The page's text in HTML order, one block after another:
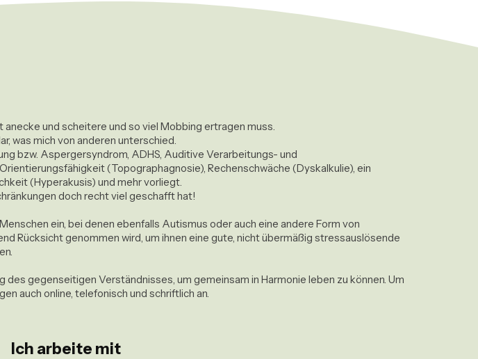
und scheitere und so viel Mobbing ertragen muss.
was mich von anderen unterschied.
bzw. Aspergersyndrom, ADHS, Auditive Verarbeitungs- und
(Topographagnosie), Rechenschwäche (Dyskalkulie), ein
(Hyperakusis) und mehr vorliegt.
doch recht viel geschafft hat!
ein, bei denen ebenfalls Autismus oder auch eine andere Form von
Rücksicht genommen wird, um ihnen eine gute, nicht übermäßig stressauslösende
gegenseitigen Verständnisses, um gemeinsam in Harmonie leben zu können. Um
auch online, telefonisch und schriftlich an.
Ich arbeite mit